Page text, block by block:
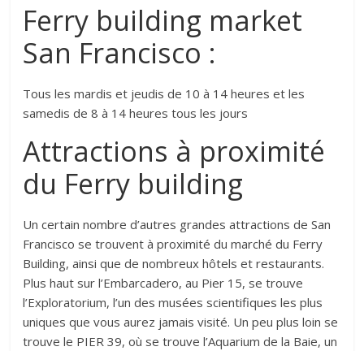
Ferry building market
San Francisco :
Tous les mardis et jeudis de 10 à 14 heures et les
samedis de 8 à 14 heures tous les jours
Attractions à proximité
du Ferry building
Un certain nombre d’autres grandes attractions de San
Francisco se trouvent à proximité du marché du Ferry
Building, ainsi que de nombreux hôtels et restaurants.
Plus haut sur l’Embarcadero, au Pier 15, se trouve
l’Exploratorium, l’un des musées scientifiques les plus
uniques que vous aurez jamais visité. Un peu plus loin se
trouve le PIER 39, où se trouve l’Aquarium de la Baie, un